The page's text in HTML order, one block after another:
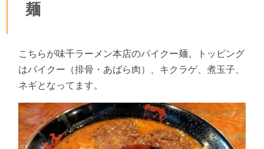
麺
こちらが味千ラーメン本店のパイクー麺。トッピング
はパイクー（排骨・あばら肉）、キクラゲ、煮玉子、
ネギとなってます。